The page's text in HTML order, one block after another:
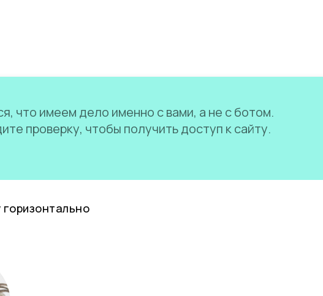
что имеем дело именно с вами, а не с ботом.
проверку, чтобы получить доступ к сайту.
горизонтально